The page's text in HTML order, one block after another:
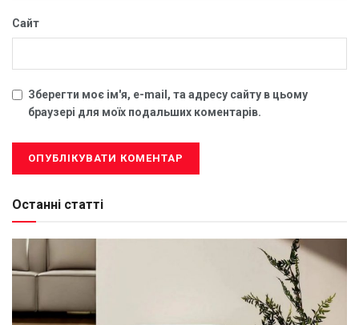
Сайт
Зберегти моє ім'я, e-mail, та адресу сайту в цьому
браузері для моїх подальших коментарів.
Останні статті